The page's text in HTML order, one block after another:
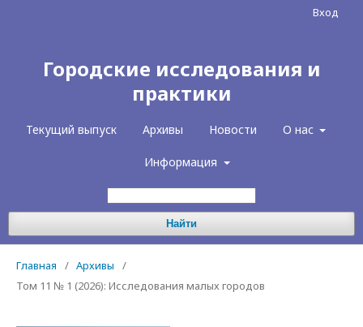
Городские исследования и
практики
Текущий выпуск Архивы Новости О нас
Информация
Найти
Вход
Главная / Архивы
/
Том 11 № 1 (2026): Исследования малых городов